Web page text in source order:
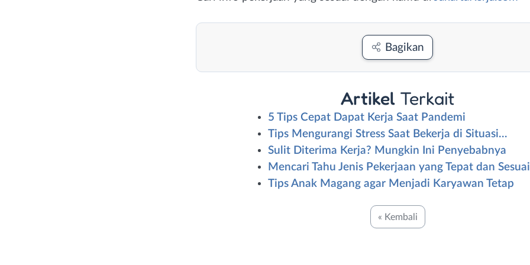
Bagikan
Artikel Terkait
5 Tips Cepat Dapat Kerja Saat Pandemi
Tips Mengurangi Stress Saat Bekerja di Situasi…
Sulit Diterima Kerja? Mungkin Ini Penyebabnya
Mencari Tahu Jenis Pekerjaan yang Tepat dan
Tips Anak Magang agar Menjadi Karyawan Tetap
« Kembali